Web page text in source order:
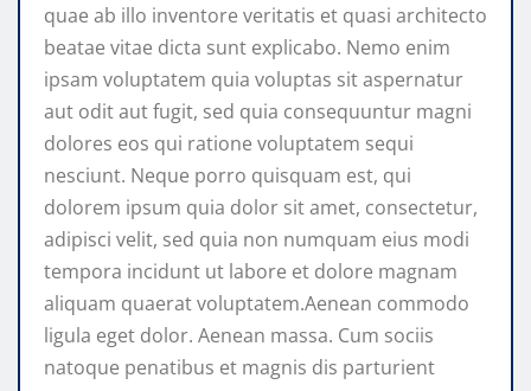
quae ab illo inventore veritatis et quasi architecto
beatae vitae dicta sunt explicabo. Nemo enim
ipsam voluptatem quia voluptas sit aspernatur
aut odit aut fugit, sed quia consequuntur magni
dolores eos qui ratione voluptatem sequi
nesciunt. Neque porro quisquam est, qui
dolorem ipsum quia dolor sit amet, consectetur,
adipisci velit, sed quia non numquam eius modi
tempora incidunt ut labore et dolore magnam
aliquam quaerat voluptatem.Aenean commodo
ligula eget dolor. Aenean massa. Cum sociis
natoque penatibus et magnis dis parturient